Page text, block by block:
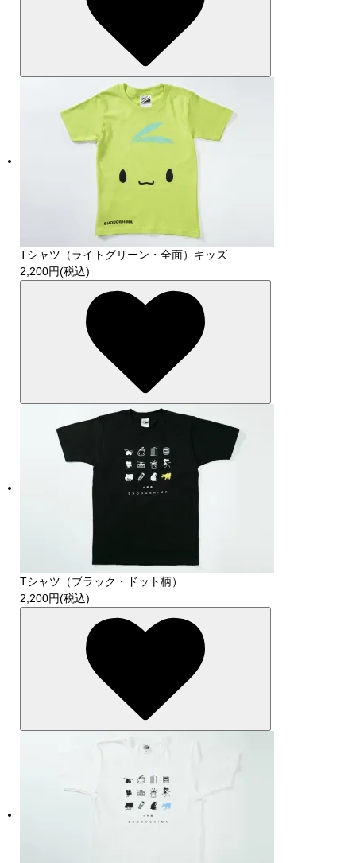
Tシャツ（ライトグリーン・全面）キッズ
2,200円(税込)
Tシャツ（ブラック・ドット柄）
2,200円(税込)